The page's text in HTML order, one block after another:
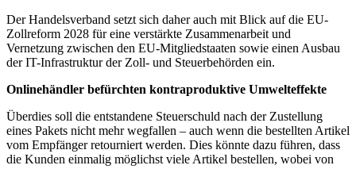
Der Handelsverband setzt sich daher auch mit Blick auf die EU-
Zollreform 2028 für eine verstärkte Zusammenarbeit und
Vernetzung zwischen den EU-Mitgliedstaaten sowie einen Ausbau
der IT-Infrastruktur der Zoll- und Steuerbehörden ein.
Onlinehändler befürchten kontraproduktive Umwelteffekte
Überdies soll die entstandene Steuerschuld nach der Zustellung
eines Pakets nicht mehr wegfallen – auch wenn die bestellten Artikel
vom Empfänger retourniert werden. Dies könnte dazu führen, dass
die Kunden einmalig möglichst viele Artikel bestellen, wobei von